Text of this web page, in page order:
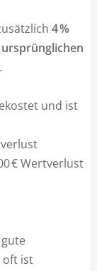
4 %
ursprünglichen
und ist
€ Wertverlust
oft ist